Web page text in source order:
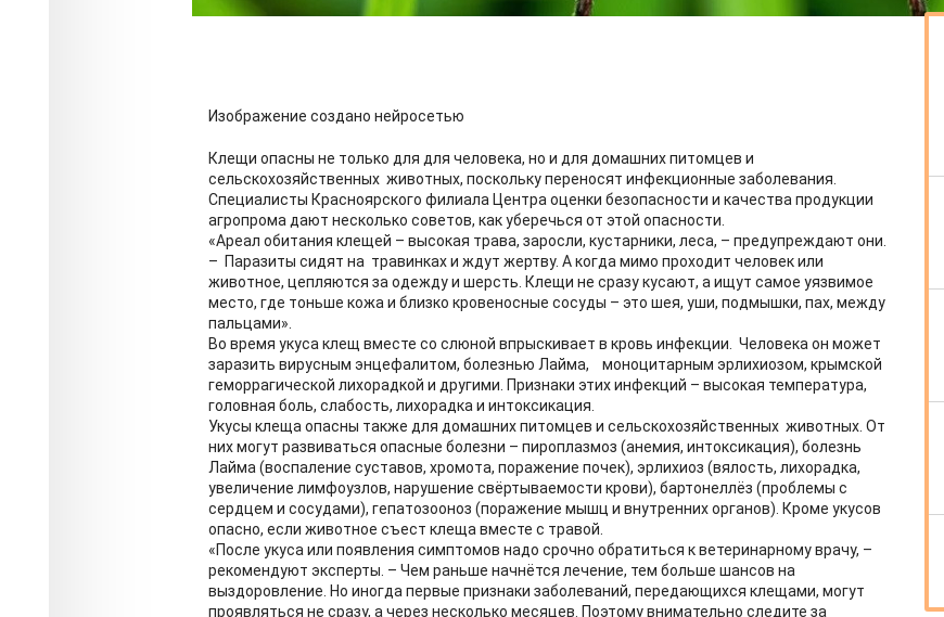
Изображение создано нейросетью
Клещи опасны не только для для человека, но и для домашних питомцев и
сельскохозяйственных животных, поскольку переносят инфекционные заболевания.
Специалисты Красноярского филиала Центра оценки безопасности и качества продукции
агропрома дают несколько советов, как уберечься от этой опасности.
«Ареал обитания клещей – высокая трава, заросли, кустарники, леса, – предупреждают они.
– Паразиты сидят на травинках и ждут жертву. А когда мимо проходит человек или
животное, цепляются за одежду и шерсть. Клещи не сразу кусают, а ищут самое уязвимое
место, где тоньше кожа и близко кровеносные сосуды – это шея, уши, подмышки, пах, между
пальцами».
Во время укуса клещ вместе со слюной впрыскивает в кровь инфекции. Человека он может
заразить вирусным энцефалитом, болезнью Лайма, моноцитарным эрлихиозом, крымской
геморрагической лихорадкой и другими. Признаки этих инфекций – высокая температура,
головная боль, слабость, лихорадка и интоксикация.
Укусы клеща опасны также для домашних питомцев и сельскохозяйственных животных. От
них могут развиваться опасные болезни – пироплазмоз (анемия, интоксикация), болезнь
Лайма (воспаление суставов, хромота, поражение почек), эрлихиоз (вялость, лихорадка,
увеличение лимфоузлов, нарушение свёртываемости крови), бартонеллёз (проблемы с
сердцем и сосудами), гепатозооноз (поражение мышц и внутренних органов). Кроме укусов
опасно, если животное съест клеща вместе с травой.
«После укуса или появления симптомов надо срочно обратиться к ветеринарному врачу, –
рекомендуют эксперты. – Чем раньше начнётся лечение, тем больше шансов на
выздоровление. Но иногда первые признаки заболеваний, передающихся клещами, могут
проявляться не сразу, а через несколько месяцев. Поэтому внимательно следите за